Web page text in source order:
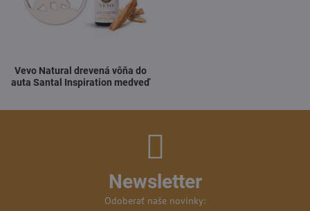
Vevo Natural drevená vôňa do
auta Santal Inspiration medveď
Newsletter
Odoberať naše novinky: